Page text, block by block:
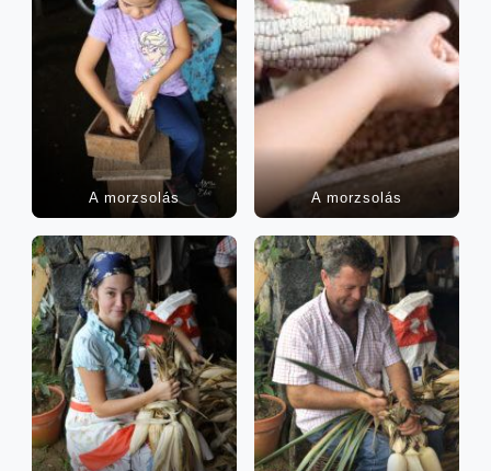
A mor­zso­lás A mor­zso­lás